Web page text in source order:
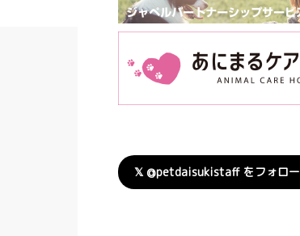
𝕏 @petdaisukistaff をフォロー